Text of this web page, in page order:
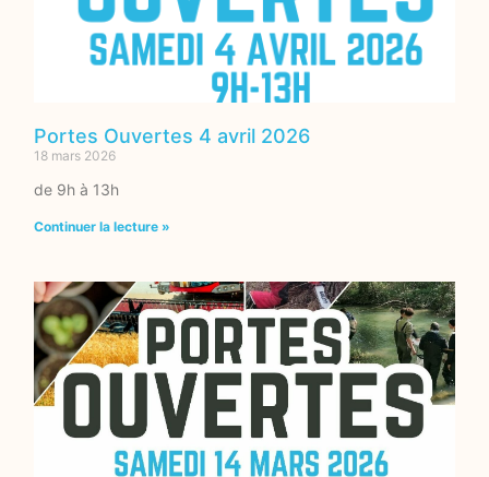
Portes Ouvertes 4 avril 2026
18 mars 2026
de 9h à 13h
Continuer la lecture »